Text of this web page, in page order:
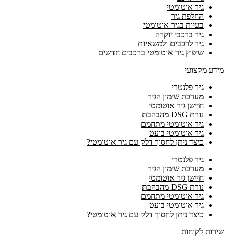
גיר אוטומטי
החלפת גיר
בעיות בגיר אוטומטי
גיר ברכבי יוקרה
גיר לרכבים ולמשאיות
שיפוץ גיר אוטומטי ברכבים חדשים
מידע מקצועי
גיר פלנטרי
מערכת שימון הגיר
חיישן גיר אוטומטי
נורת DSG מהבהבת
גיר אוטומטי מתחמם
גיר אוטומטי בועט
כיצד ניתן לחסוך דלק עם גיר אוטומטי?
גיר פלנטרי
מערכת שימון הגיר
חיישן גיר אוטומטי
נורת DSG מהבהבת
גיר אוטומטי מתחמם
גיר אוטומטי בועט
כיצד ניתן לחסוך דלק עם גיר אוטומטי?
שירות לקוחות